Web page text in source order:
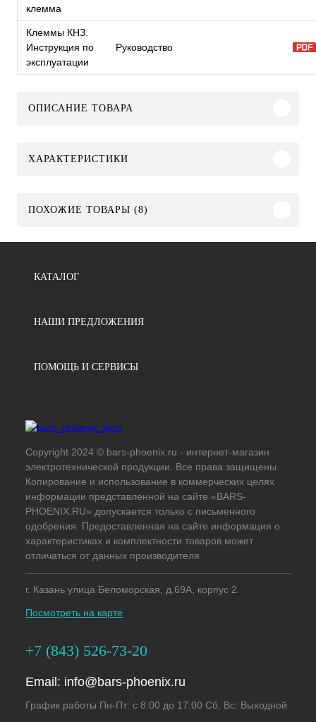
клемма
Клеммы КНЗ.
Инструкция по
эксплуатации
Руководство
ОПИСАНИЕ ТОВАРА
ХАРАКТЕРИСТИКИ
ПОХОЖИЕ ТОВАРЫ (8)
КАТАЛОГ
НАШИ ПРЕДЛОЖЕНИЯ
ПОМОЩЬ И СЕРВИСЫ
Copyright 2024 © bars-phoenix.ru - интернет-магазин
электротехнической продукции. Все права защищены.
Копирование и использование в коммерческих целях
информации представленной на сайте «BARS-
PHOENIX.RU» допускается только с письменного
одобрения. Предоставленная на сайте информация о
характеристиках и комплектности товаров может
отличаться от данных производителя
г. Казань улица Беломорская, д.69А, корпус 2
Посмотреть на карте
+7 (843) 526-73-20
Email: info@bars-phoenix.ru
График работы Пн-Пт: с 8:00 до 17:00 Сб, Вс: Выходной